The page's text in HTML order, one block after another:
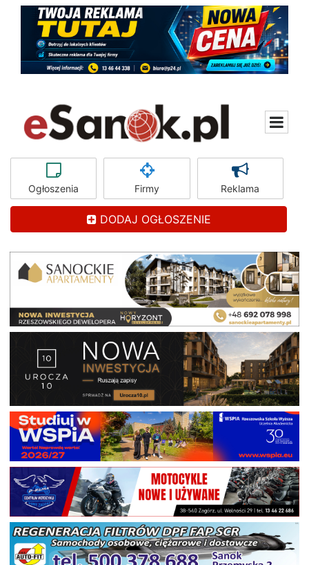
Ogłoszenia Firmy Reklama
DODAJ OGŁOSZENIE